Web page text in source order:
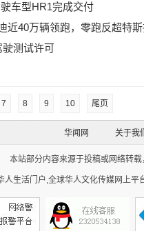
车型HR1完成交付
近40万辆领跑，零跑反超特
驶测试许可
7 8 9 10 尾页
华闻网 关于我
本站部分内容来源于投稿或网络转
人生活门户,全球华人文化传媒网上